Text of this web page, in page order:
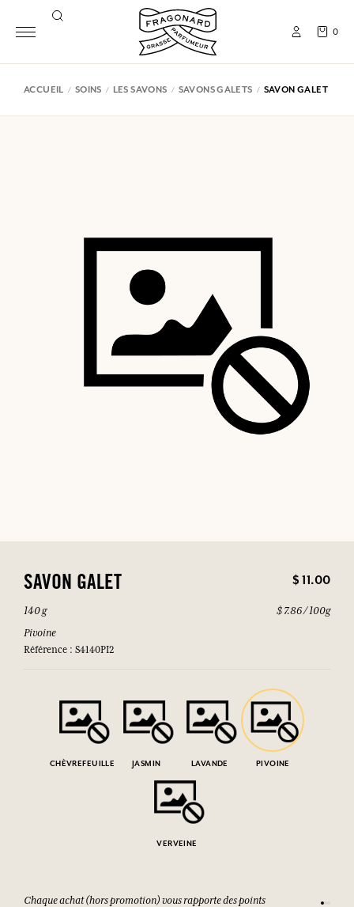
0
ACCUEIL SOINS LES SAVONS SAVONS GALETS SAVON GALET
SAVON GALET $ 11.00
140 g
Pivoine
Référence : S4140PI2
$ 7.86 / 100g
CHÈVREFEUILLE JASMIN LAVANDE PIVOINE
VERVEINE
Chaque achat (hors promotion) vous rapporte des points